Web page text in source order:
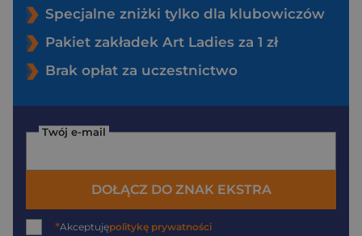
Specjalne zniżki tylko dla klubowiczów
Pakiet zakładek Art Ladies za 1 zł
Brak opłat za uczestnictwo
Twój e-mail
DOŁĄCZ DO ZNAK EKSTRA
*Akceptujępolitykę prywatności